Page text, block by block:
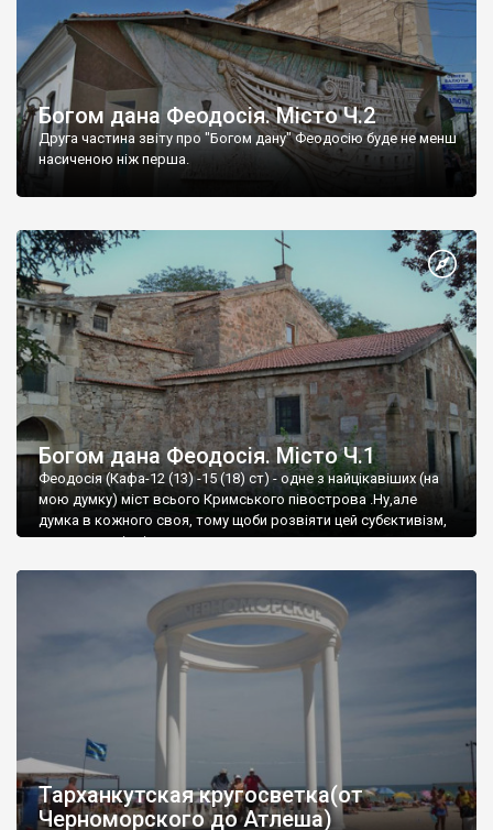
Богом дана Феодосія. Місто Ч.2
Друга частина звіту про "Богом дану" Феодосію буде не менш
насиченою ніж перша.
Богом дана Феодосія. Місто Ч.1
Феодосія (Кафа-12 (13) -15 (18) ст) - одне з найцікавіших (на
мою думку) міст всього Кримського півострова .Ну,але
думка в кожного своя, тому щоби розвіяти цей субєктивізм,
запрошую відвідати це
Тарханкутская кругосветка(от
Черноморского до Атлеша)